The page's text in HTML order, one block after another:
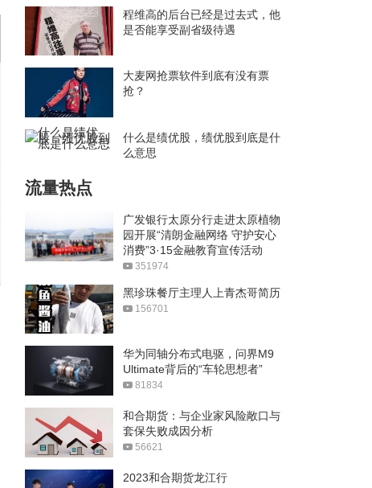
程维高的后台已经是过去式，他
是否能享受副省级待遇
大麦网抢票软件到底有没有票
抢？
什么是绩优股，绩优股到底是什
么意思
流量热点
广发银行太原分行走进太原植物
园开展“清朗金融网络 守护安心
消费”3·15金融教育宣传活动
351974
黑珍珠餐厅主理人上青杰哥简历
156701
华为同轴分布式电驱，问界M9
Ultimate背后的“车轮思想者”
81834
和合期货：与企业家风险敞口与
套保失败成因分析
56621
2023和合期货龙江行